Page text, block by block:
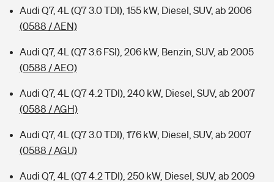
Tools
Kinderunfall-Check: Mehr Sicherheit für deine Kids
Typklassen: So ist Ihr Auto eingestuft
Audi Q7, 4L (Q7 3.0 TDI), 155 kW, Diesel, SUV, ab 2006
(0588 / AEN)
Audi Q7, 4L (Q7 3.6 FSI), 206 kW, Benzin, SUV, ab 2005
(0588 / AEO)
Audi Q7, 4L (Q7 4.2 TDI), 240 kW, Diesel, SUV, ab 2007
(0588 / AGH)
Audi Q7, 4L (Q7 3.0 TDI), 176 kW, Diesel, SUV, ab 2007
(0588 / AGU)
Audi Q7, 4L (Q7 4.2 TDI), 250 kW, Diesel, SUV, ab 2009